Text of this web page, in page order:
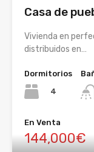
Casa de
Vivienda en
distribuidos en…
Dormitorios
4
En Venta
144,000€